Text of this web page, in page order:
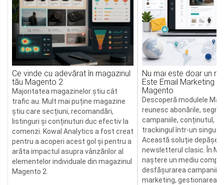
Ce vinde cu adevărat în magazinul
tău Magento 2
Majoritatea magazinelor știu cât
trafic au. Mult mai puține magazine
știu care secțiuni, recomandări,
listinguri și conținuturi duc efectiv la
comenzi. Kowal Analytics a fost creat
pentru a acoperi acest gol și pentru a
arăta impactul asupra vânzărilor al
elementelor individuale din magazinul
Magento 2.
Nu mai este doar un
Este Email Marketing
Magento
Descoperă modulele
reunesc abonările,
campaniile, conținutul,
trackingul într-un singur
Această soluție
newsletterul clasic. În
naștere un mediu
desfășurarea
marketing, gestionarea